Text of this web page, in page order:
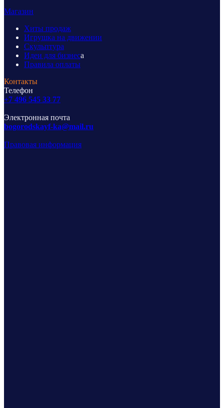
Магазин
Хиты продаж
Игрушка на движении
Скульптура
Идеи для бизнеса
Правила оплаты
Контакты
Телефон
+7 496 545 33 77
Электронная почта
bogorodskayf-ka@mail.ru
Правовая информация